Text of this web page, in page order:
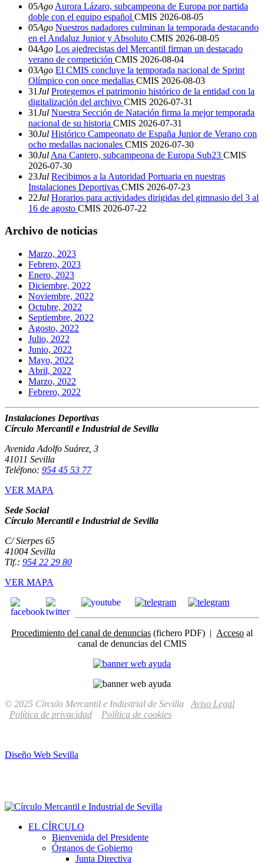
05Ago Aurora Lázaro, subcampeona de Europa por partida
doble con el equipo español CMIS 2026-08-05
05Ago Nuestros nadadores culminan la temporada destacando
en el Andaluz Junior y Absoluto CMIS 2026-08-05
04Ago Los ajedrecistas del Mercantil firman un destacado
verano de competición CMIS 2026-08-04
03Ago El CMIS concluye la temporada nacional de Sprint
Olímpico con once medallas CMIS 2026-08-03
31Jul Protegemos el patrimonio histórico de la entidad con la
digitalización del archivo CMIS 2026-07-31
31Jul Nuestra Sección de Natación firma la mejor temporada
nacional de su historia CMIS 2026-07-31
30Jul Histórico Campeonato de España Junior de Verano con
ocho medallas nacionales CMIS 2026-07-30
30Jul Ana Cantero, subcampeona de Europa Sub23 CMIS
2026-07-30
23Jul Recibimos a la Autoridad Portuaria en nuestras
Instalaciones Deportivas CMIS 2026-07-23
22Jul Horarios para actividades dirigidas del gimnasio del 3 al
16 de agosto CMIS 2026-07-22
Archivo de noticias
Marzo, 2023
Febrero, 2023
Enero, 2023
Diciembre, 2022
Noviembre, 2022
Octubre, 2022
Septiembre, 2022
Agosto, 2022
Julio, 2022
Junio, 2022
Mayo, 2022
Abril, 2022
Marzo, 2022
Febrero, 2022
Instalaciones Deportivas
Círculo Mercantil e Industrial de Sevilla
Avenida Adolfo Suárez, 3
41011 Sevilla
Teléfono: 954 45 53 77
VER MAPA
Sede Social
Círculo Mercantil e Industrial de Sevilla
C/ Sierpes 65
41004 Sevilla
Tlf.: 954 22 29 80
VER MAPA
Procedimiento del canal de denuncias (fichero PDF) | Acceso al
canal de denuncias del CMIS
© 2025 Círculo Mercantil e Industrial de Sevilla Aviso Legal
Política de privacidad
Política de cookies
Diseño Web Sevilla
EL CÍRCULO
Bienvenida del Presidente
Órganos de Gobierno
Junta Directiva